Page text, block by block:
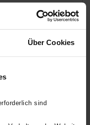
Über Cookies
sind